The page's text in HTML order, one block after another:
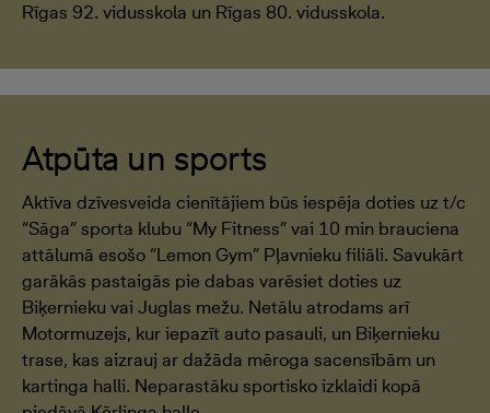
Rīgas 92. vidusskola un Rīgas 80. vidusskola.
Atpūta un sports
Aktīva dzīvesveida cienītājiem būs iespēja doties uz t/c
“Sāga” sporta klubu “My Fitness” vai 10 min brauciena
attālumā esošo “Lemon Gym” Pļavnieku filiāli. Savukārt
garākās pastaigās pie dabas varēsiet doties uz
Biķernieku vai Juglas mežu. Netālu atrodams arī
Motormuzejs, kur iepazīt auto pasauli, un Biķernieku
trase, kas aizrauj ar dažāda mēroga sacensībām un
kartinga halli. Neparastāku sportisko izklaidi kopā